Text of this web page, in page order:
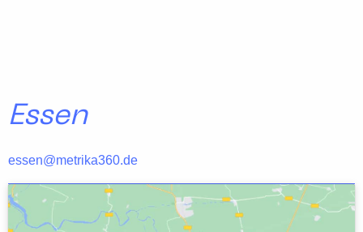
Essen
essen@metrika360.de